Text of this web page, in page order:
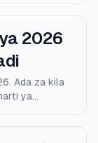
2026
Ada za kila
ya